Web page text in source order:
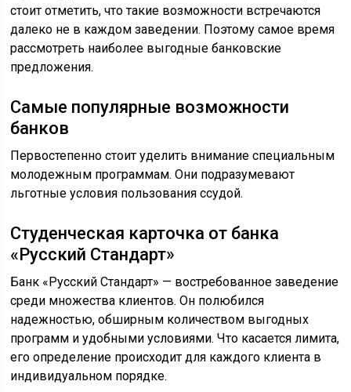
стоит отметить, что такие возможности встречаются
далеко не в каждом заведении. Поэтому самое время
рассмотреть наиболее выгодные банковские
предложения.
Самые популярные возможности
банков
Первостепенно стоит уделить внимание специальным
молодежным программам. Они подразумевают
льготные условия пользования ссудой.
Студенческая карточка от банка
«Русский Стандарт»
Банк «Русский Стандарт» — востребованное заведение
среди множества клиентов. Он полюбился
надежностью, обширным количеством выгодных
программ и удобными условиями. Что касается лимита,
его определение происходит для каждого клиента в
индивидуальном порядке.